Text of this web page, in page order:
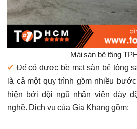
Mài sàn bê tông
✔ Để có được bề mặt sàn bê tông
là cả một quy trình gồm nhiều
hiện bởi đội ngũ nhân viên dày
nghề. Dịch vụ của Gia Khang gồm: